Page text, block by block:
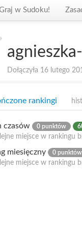
w Sudoku!
Dołączyła 16 lutego
rankingi
czasów 0 punktów
miejsce w rankingu
miesięczny 0 punktów
miejsce w rankingu